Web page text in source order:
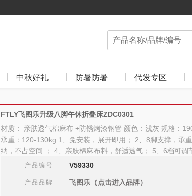
中秋好礼 防暑防暑 代发专区
FTLY飞图乐升级八脚午休折叠床ZDC0301
材质： 亲肤透气棉麻布 +防锈烤漆钢管 颜色：浅灰 规格：
承重：120-130kg 1、免安装，展开即用； 2、8脚支撑，承
纳，不占空间 ； 4、亲肤棉麻布料，舒适透气； 5、6档可调
产品编号 V59330
产品品牌 飞图乐（点击进入品牌）